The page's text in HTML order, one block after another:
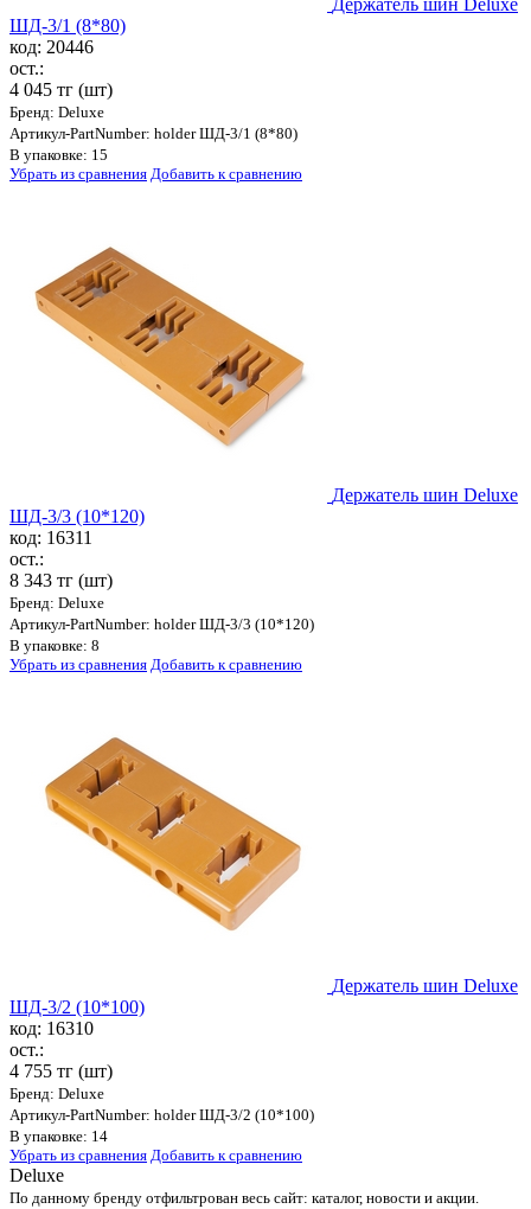
Держатель шин Deluxe
ШД-3/1 (8*80)
код: 20446
ост.:
4 045 тг (шт)
Бренд: Deluxe
Артикул-PartNumber: holder ШД-3/1 (8*80)
В упаковке: 15
Убрать из сравнения Добавить к сравнению
Держатель шин Deluxe
ШД-3/3 (10*120)
код: 16311
ост.:
8 343 тг (шт)
Бренд: Deluxe
Артикул-PartNumber: holder ШД-3/3 (10*120)
В упаковке: 8
Убрать из сравнения Добавить к сравнению
Держатель шин Deluxe
ШД-3/2 (10*100)
код: 16310
ост.:
4 755 тг (шт)
Бренд: Deluxe
Артикул-PartNumber: holder ШД-3/2 (10*100)
В упаковке: 14
Убрать из сравнения Добавить к сравнению
Deluxe
По данному бренду отфильтрован весь сайт: каталог, новости и акции.